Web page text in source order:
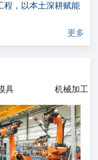
程，以本土深耕赋能
更多
具 机械加工